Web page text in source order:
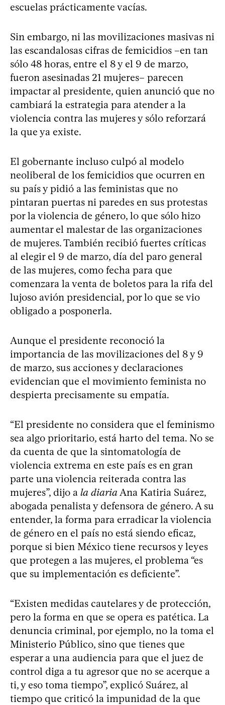
escuelas prácticamente vacías.
Sin embargo, ni las movilizaciones masivas ni
las escandalosas cifras de femicidios –en tan
sólo 48 horas, entre el 8 y el 9 de marzo,
fueron asesinadas 21 mujeres– parecen
impactar al presidente, quien anunció que no
cambiará la estrategia para atender a la
violencia contra las mujeres y sólo reforzará
la que ya existe.
El gobernante incluso culpó al modelo
neoliberal de los femicidios que ocurren en
su país y pidió a las feministas que no
pintaran puertas ni paredes en sus protestas
por la violencia de género, lo que sólo hizo
aumentar el malestar de las organizaciones
de mujeres. También recibió fuertes críticas
al elegir el 9 de marzo, día del paro general
de las mujeres, como fecha para que
comenzara la venta de boletos para la rifa del
lujoso avión presidencial, por lo que se vio
obligado a posponerla.
Aunque el presidente reconoció la
importancia de las movilizaciones del 8 y 9
de marzo, sus acciones y declaraciones
evidencian que el movimiento feminista no
despierta precisamente su empatía.
“El presidente no considera que el feminismo
sea algo prioritario, está harto del tema. No se
da cuenta de que la sintomatología de
violencia extrema en este país es en gran
parte una violencia reiterada contra las
mujeres”, dijo a la diaria Ana Katiria Suárez,
abogada penalista y defensora de género. A su
entender, la forma para erradicar la violencia
de género en el país no está siendo eficaz,
porque si bien México tiene recursos y leyes
que protegen a las mujeres, el problema “es
que su implementación es deficiente”.
“Existen medidas cautelares y de protección,
pero la forma en que se opera es patética. La
denuncia criminal, por ejemplo, no la toma el
Ministerio Público, sino que tienes que
esperar a una audiencia para que el juez de
control diga a tu agresor que no se acerque a
ti, y eso toma tiempo”, explicó Suárez, al
tiempo que criticó la impunidad de la que